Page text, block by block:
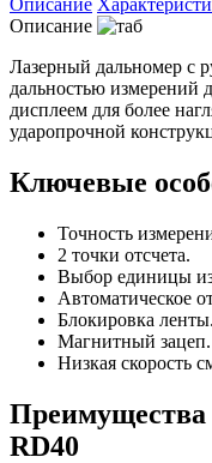
Описание
Лазерный дальномер с
дальностью измерений
дисплеем для более
ударопрочной
Ключевые
Точность
2 точки отсчета.
Выбор единицы
Автоматическое
Блокировка ленты.
Магнитный зацеп.
Низкая скорость
Преимущества
RD40